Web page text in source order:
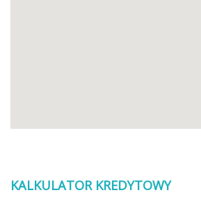
KALKULATOR KREDYTOWY